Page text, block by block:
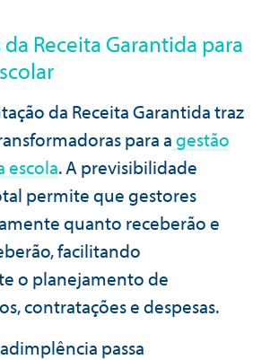
Receita Garantida para
da Receita Garantida traz
para agestão
escola. A previsibilidade
permite que gestores
quanto receberão e
facilitando
o planejamento de
contratações e despesas.
passa